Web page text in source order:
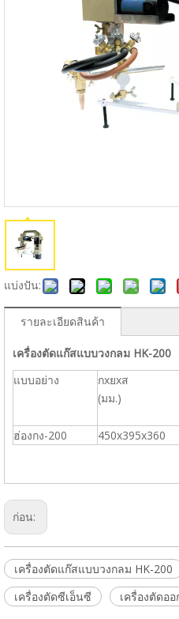
แบ่งปัน:
รายละเอียดสินค้า
เครื่องตัดแก๊สแบบวงกลม HK-200
แบบอย่าง
กxยxส
(มม.)
ฮ่องกง-200 450x395x360
ก่อน:
เครื่องตัดแก๊สแบบวงกลม HK-200
เครื่องตัดซีเอ็นซี
เครื่องตัดอ